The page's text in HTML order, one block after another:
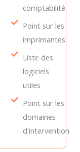
comptabilité
Point sur les
imprimantes
Liste des
logiciels
utiles
Point sur les
domaines
d'intervention